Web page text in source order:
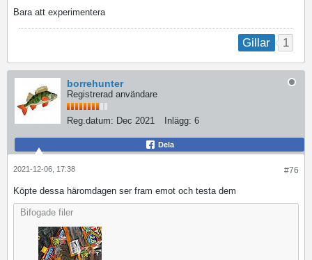
Bara att experimentera
Gillar 1
borrehunter
Registrerad användare
Reg.datum: Dec 2021 Inlägg: 6
Dela
#76
2021-12-06, 17:38
Köpte dessa häromdagen ser fram emot och testa dem
Bifogade filer